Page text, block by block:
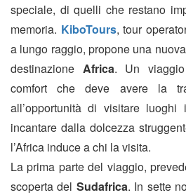
speciale, di quelli che restano
memoria. KiboTours, tour
a lungo raggio, propone una
destinazione Africa. Un
comfort che deve avere la
all’opportunità di visitare luoghi
incantare dalla dolcezza
l’Africa induce a chi la visita.
La prima parte del viaggio,
scoperta del Sudafrica. In sette